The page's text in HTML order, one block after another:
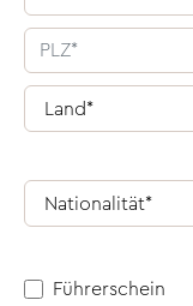
Führerschein